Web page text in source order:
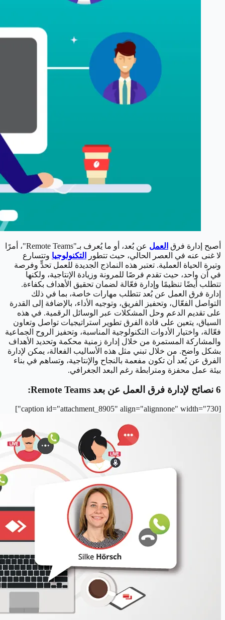
أصبح إدارة فرق العمل
عن بُعد، أو ما يُعرف بـ"Remote Teams"، أمرًا
لا غنى عنه في العصر الحالي، حيث تتطور
التكنولوجيا وتتسارع
وتيرة الحياة العملية. تعتبر هذه النماذج الجديدة للعمل تحدٍّ وفرصة
في آن واحد، حيث تقدم فرصًا للمرونة وزيادة الإنتاجية، ولكنها
تتطلب أيضًا تنظيمًا وإدارة فعّالة لضمان تحقيق الأهداف بكفاءة.
إدارة فرق العمل عن بُعد تتطلب مهارات خاصة، بما في ذلك
التواصل الفعّال، وتحفيز الفريق، وتوجيه الأداء، بالإضافة إلى القدرة
على تقديم الدعم وحل المشكلات عبر الوسائل الرقمية. في هذه
السياق، يتعين على قادة الفرق تطوير استراتيجيات تواصل وتعاون
فعّالة، واختيار الأدوات التكنولوجية المناسبة، وتحفيز الروح الجماعية
والمشاركة المستمرة من خلال إدارة زمنية محكمة وتحديد الأهداف
بشكل واضح. من خلال تبني مثل هذه الأساليب الفعالة، يمكن لإدارة
الفرق عن بُعد أن تكون مفعمة بالنجاح والإنتاجية، وتساهم في بناء
بيئة عمل محفزة ومترابطة رغم البعد الجغرافي.
6 نصائح لإدارة فرق العمل عن بعد Remote Teams:
[caption id="attachment_8905" align="alignnone" width="730"]